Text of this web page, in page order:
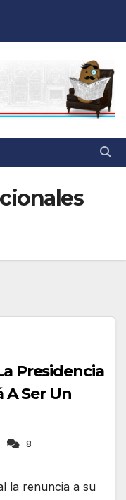
Presidencia
A Ser Un
8
la renuncia a su